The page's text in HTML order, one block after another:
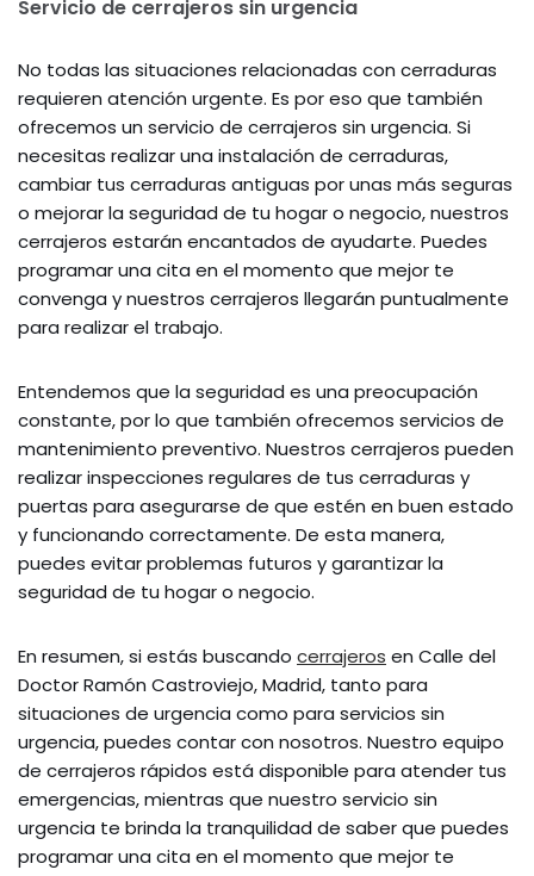
Servicio de cerrajeros sin urgencia
No todas las situaciones relacionadas con cerraduras
requieren atención urgente. Es por eso que también
ofrecemos un servicio de cerrajeros sin urgencia. Si
necesitas realizar una instalación de cerraduras,
cambiar tus cerraduras antiguas por unas más seguras
o mejorar la seguridad de tu hogar o negocio, nuestros
cerrajeros estarán encantados de ayudarte. Puedes
programar una cita en el momento que mejor te
convenga y nuestros cerrajeros llegarán puntualmente
para realizar el trabajo.
Entendemos que la seguridad es una preocupación
constante, por lo que también ofrecemos servicios de
mantenimiento preventivo. Nuestros cerrajeros pueden
realizar inspecciones regulares de tus cerraduras y
puertas para asegurarse de que estén en buen estado
y funcionando correctamente. De esta manera,
puedes evitar problemas futuros y garantizar la
seguridad de tu hogar o negocio.
En resumen, si estás buscando cerrajeros en Calle del
Doctor Ramón Castroviejo, Madrid, tanto para
situaciones de urgencia como para servicios sin
urgencia, puedes contar con nosotros. Nuestro equipo
de cerrajeros rápidos está disponible para atender tus
emergencias, mientras que nuestro servicio sin
urgencia te brinda la tranquilidad de saber que puedes
programar una cita en el momento que mejor te